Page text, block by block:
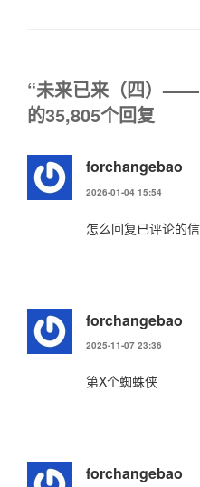
“未来已来（四）
的35,805个回复
forchangebao
2026-01-04 15:54
怎么回复已评论的信
forchangebao
2025-11-07 23:36
第X个蜘蛛侠
forchangebao